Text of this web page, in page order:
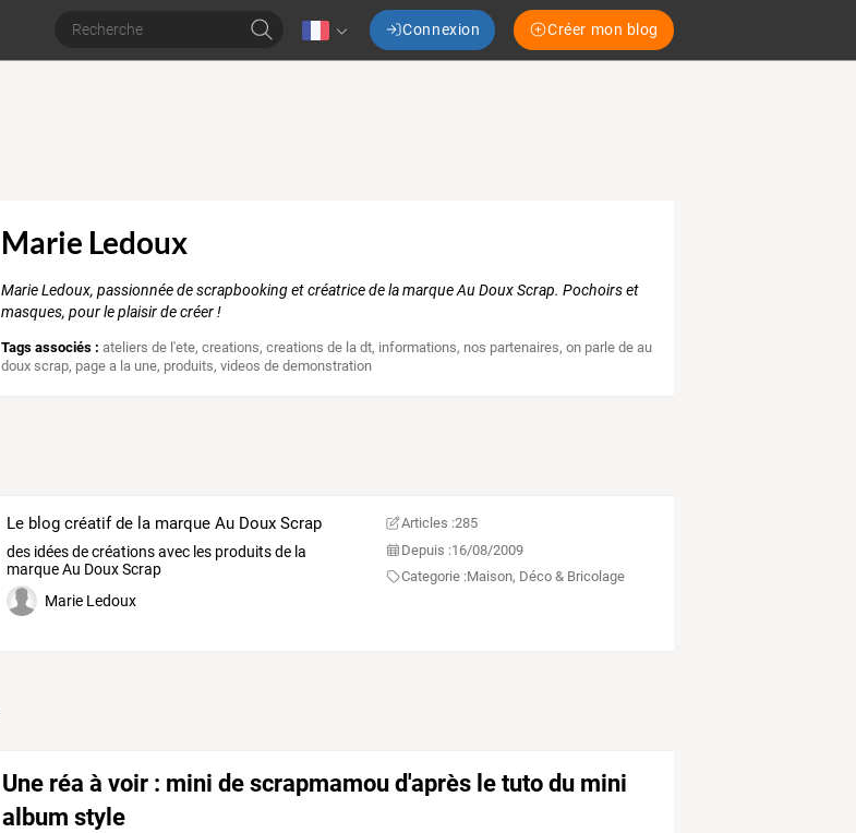
Connexion Créer mon blog
Marie Ledoux
Marie Ledoux, passionnée de scrapbooking et créatrice de la marque Au Doux Scrap. Pochoirs et
masques, pour le plaisir de créer !
Tags associés : ateliers de l'ete,creations,creations de la dt, informations, nos partenaires,on parle de au
doux scrap, page a la une, produits,videos de demonstration
Le blog créatif de la marque Au Doux Scrap
des idées de créations avec les produits de la
marque Au Doux Scrap
Marie Ledoux
Articles :285
Depuis :16/08/2009
Categorie :Maison, Déco & Bricolage
Une réa à voir : mini de scrapmamou d'après le tuto du mini
album style